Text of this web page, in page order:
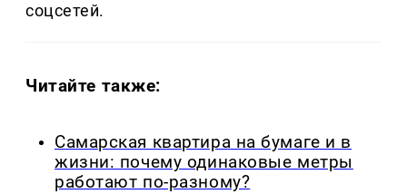
соцсетей.
Читайте также:
Самарская квартира на бумаге и в
жизни: почему одинаковые метры
работают по-разному?